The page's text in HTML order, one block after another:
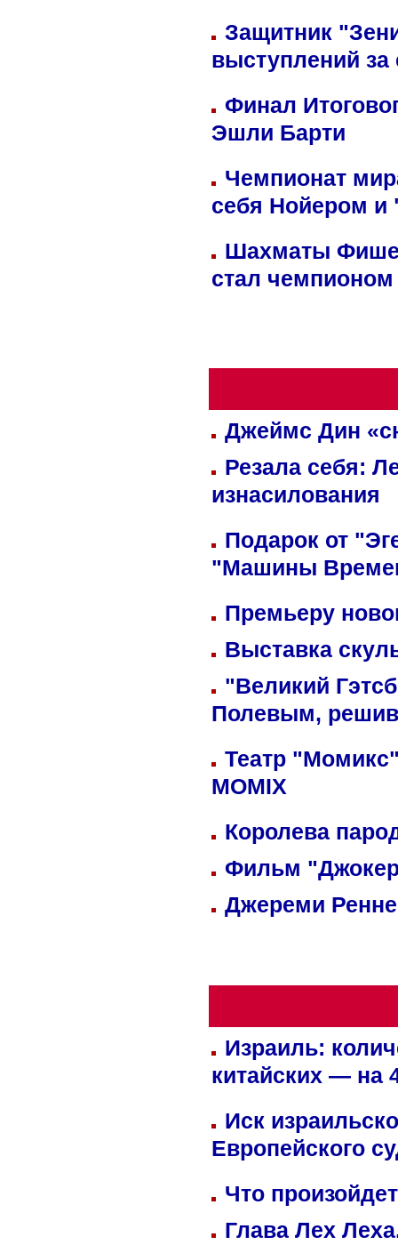
Защитник
выступлений
Финал
Эшли Барти
Чемпионат
себя Нойером и
Шахматы
стал
Джеймс Дин
Резала себя:
изнасилования
Подарок от
"Машины
Премьеру
Выставка
"Великий
Полевым,
Театр
MOMIX
Королева
Фильм
Джереми
Израиль:
китайских — на
Иск
Европейского
Что
Глава Лех